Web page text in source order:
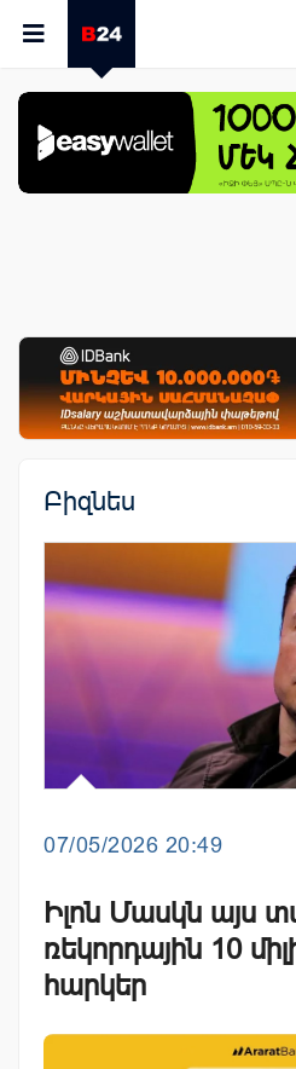
Բիզնես
07/05/2026 20:49
Իլոն Մասկն այս
ռեկորդային 10
հարկեր